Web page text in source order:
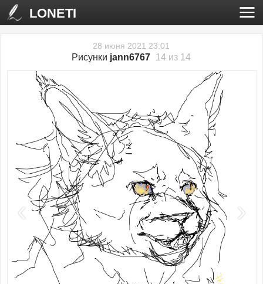
LONETI
28 июня 2021 23:01
Рисунки jann6767 14 из 14
‹ ›